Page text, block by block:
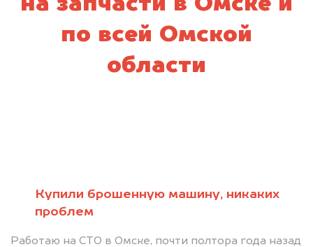
Купили брошенную машину, никаких
проблем
Работаю на СТО в Омске, почти полтора года назад
на запчасти в Омске и
по всей Омской
области